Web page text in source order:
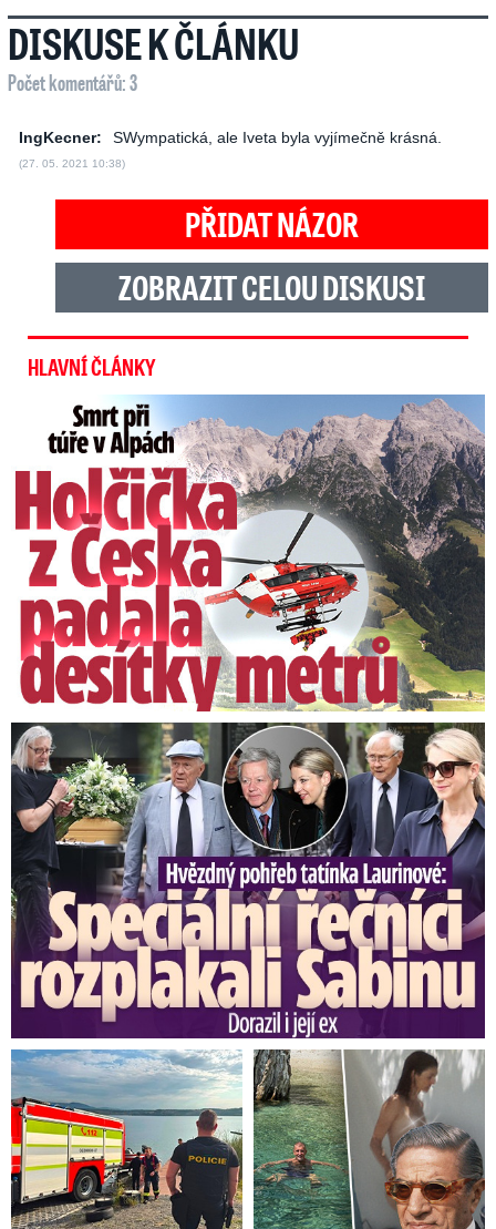
DISKUSE K ČLÁNKU
Počet komentářů: 3
IngKecner: SWympatická, ale Iveta byla vyjímečně krásná.
(27. 05. 2021 10:38)
PŘIDAT NÁZOR
ZOBRAZIT CELOU DISKUSI
HLAVNÍ ČLÁNKY
Smrt Češky v Alpách: Zemřela při túře s rodiči
Speciální řečníci nad rakví Laurina: Rozbrečeli i dceru